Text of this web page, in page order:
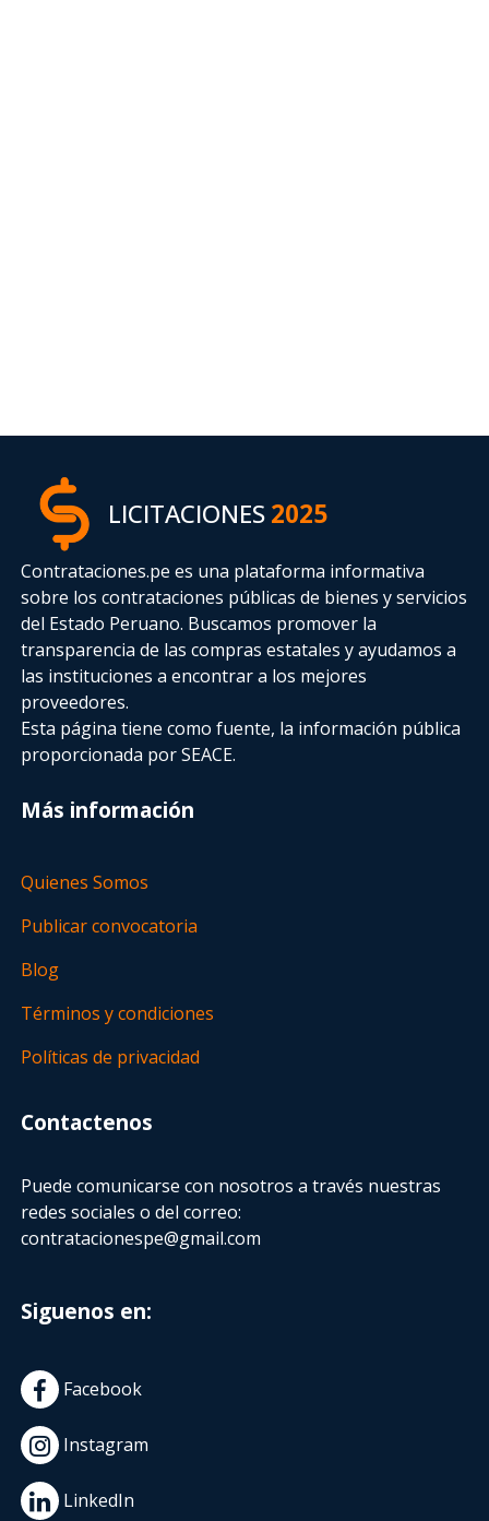
LICITACIONES2025
Contrataciones.pe es una plataforma informativa
sobre los contrataciones públicas de bienes y servicios
del Estado Peruano. Buscamos promover la
transparencia de las compras estatalesy ayudamos a
las instituciones a encontrar a los mejores
proveedores.
Esta página tiene como fuente, la información pública
proporcionada por SEACE.
Más información
Quienes Somos
Publicar convocatoria
Blog
Términos y condiciones
Políticas de privacidad
Contactenos
Puede comunicarse con nosotros a través nuestras
redes sociales o del correo:
contratacionespe@gmail.com
Siguenos en:
Facebook
Instagram
LinkedIn